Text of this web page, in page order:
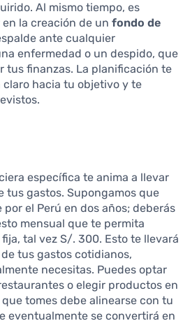
Al mismo tiempo, es
la creación de un fondo de
ante cualquier
enfermedad o un despido, que
tus finanzas. La planificación te
hacia tu objetivo y te
específica te anima a llevar
tus gastos. Supongamos que
el Perú en dos años; deberás
mensual que te permita
tal vez S/. 300. Esto te llevará
tus gastos cotidianos,
necesitas. Puedes optar
o elegir productos en
tomes debe alinearse con tu
eventualmente se convertirá en